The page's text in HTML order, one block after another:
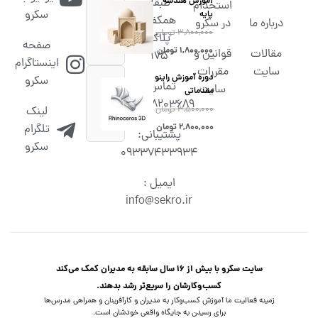
درباره ما
مقالات
سایت
استخدام
در سکرو
قوانین و
مقررات
سایت
طبقه
همکف،
پلاک
۱۷۵
تماس :
02538203689
پشتیبانی:
09337433934
ایمیل :
info@sekro.ir
پایه
۳,۸۰۰,۰۰۰تومان
۱,۸۰۰,۰۰۰تومان
دوره آموزش راینو
مقدماتی
۳,۵۰۰,۰۰۰تومان
۲,۸۰۰,۰۰۰تومان
سکرو
صفحه
اینستاگرام
سکرو
لینک
تلگرام
سکرو
سایت سکرو با بیش از 16 سال سابقه به مدیران کمک می‌کند
کسب‌و‌کارشان را سریع‌تر رشد بدهند.
زمینه فعالیت ما آموزش کسب‌وکار به مدیران و کارآفرینان و همراهی مدرس‌ها
برای رسیدن به جایگاه واقعی خودشان است.